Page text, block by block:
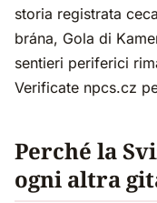
storia registrata
brána, Gola di
sentieri periferici
Verificate npcs.cz
Perché la
ogni altra